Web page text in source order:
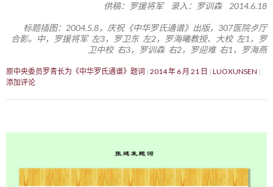
供稿：罗援将军 录入：罗训森 2014.6.18
标题插图：2004.5.8，庆祝《中华罗氏通谱》出版，307医院歺厅
合影。中，罗援将军 左3，罗卫东 左2，罗海曦教授、大校 左1，罗
卫中校 右3，罗训森 右2，罗迎难 右1，罗海燕
原中央委员罗青长为《中华罗氏通谱》题词 2014 年 6 月 21 日
LUOXUNSEN
添加评论